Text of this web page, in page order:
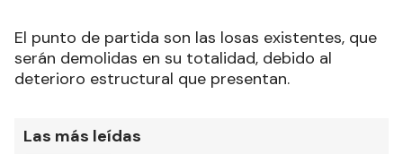
El punto de partida son las losas existentes, que
serán demolidas en su totalidad, debido al
deterioro estructural que presentan.
Las más leídas